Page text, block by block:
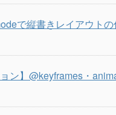
で縦書きレイアウト
ン】@keyframes・